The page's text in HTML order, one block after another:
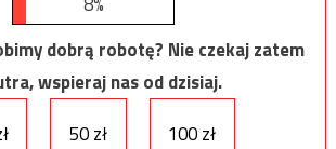
dobrą robotę? Nie czekaj zatem
wspieraj nas od dzisiaj.
50 zł 100 zł